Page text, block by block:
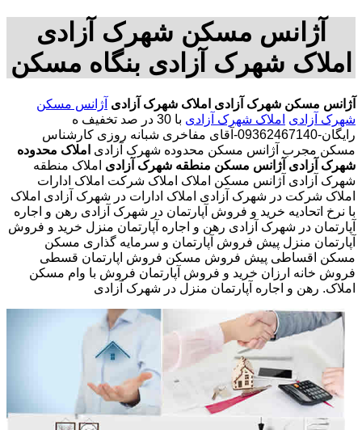
آژانس مسکن شهرک آزادی
املاک شهرک آزادی بنگاه مسکن
آژانس مسکن شهرک آزادی املاک شهرک آزادی آژانس مسکن
شهرک آزادی املاک شهرک آزادی با
30 در صد تخفیف ه
رایگان-09362467140-آقای مفاخری شبانه روزی کارشناس
مسکن مجرب آژانس مسکن محدوده شهرک آزادی املاک محدوده
شهرک آزادی آژانس مسکن منطقه شهرک آزادی املاک منطقه
شهرک آزادی آژانس مسکن املاک املاک شرکت املاک ادارات
املاک شرکت در شهرک آزادی املاک ادارات در شهرک آزادی املاک
با نرخ اتحادیه خرید و فروش آپارتمان در شهرک آزادی رهن و اجاره
آپارتمان در شهرک آزادی رهن و اجاره آپارتمان منزل خرید و فروش
آپارتمان منزل پیش فروش آپارتمان و سرمایه گذاری مسکن
مسکن اقساطی پیش فروش مسکن فروش اپارتمان قسطی
فروش خانه ارزان خرید و فروش آپارتمان فروش با وام مسکن
املاک. رهن و اجاره آپارتمان منزل در شهرک آزادی